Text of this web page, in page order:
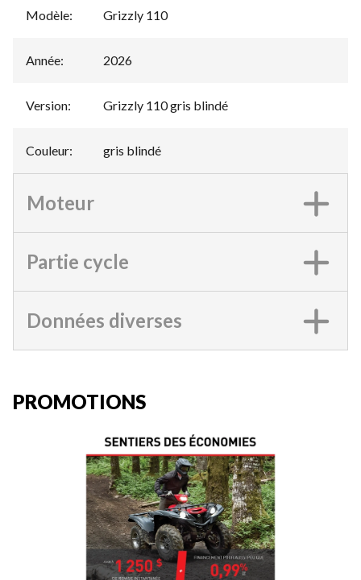
Modèle: Grizzly 110
Année: 2026
Version: Grizzly 110 gris blindé
Couleur: gris blindé
Moteur
Partie cycle
Données diverses
PROMOTIONS